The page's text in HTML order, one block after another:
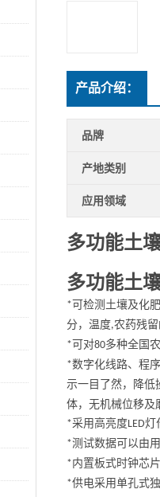
产品介绍：
品牌
产地类别
应用领域
多功能土
多功能土
* 可检测土壤及化
分，温度,农药残
* 可对80多种全国
*数字化线路、程
示一目了然，降低
体，无机械位移及
*采用高亮度LED灯
*测试数据可以由
*内置板式时钟芯
*供电采用单孔式